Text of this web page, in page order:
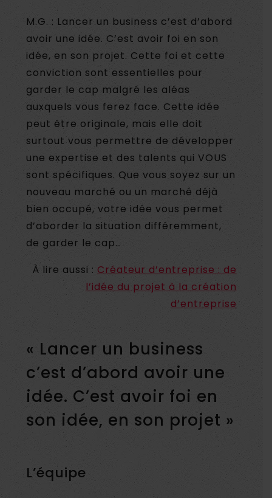
M.G. : Lancer un business c’est d’abord
avoir une idée. C’est avoir foi en son
idée, en son projet. Cette foi et cette
conviction sont essentielles pour
garder le cap malgré les aléas
auxquels vous ferez face. Cette idée
peut être originale, mais elle doit
surtout vous permettre de développer
une expertise et des talents qui VOUS
sont spécifiques. Que vous soyez sur un
nouveau marché ou un marché déjà
bien occupé, votre idée vous permet
d’aborder la situation différemment,
de garder le cap…
À lire aussi : Créateur d’entreprise : de
l’idée du projet à la création
d’entreprise
« Lancer un business
c’est d’abord avoir une
idée. C’est avoir foi en
son idée, en son projet »
L’équipe